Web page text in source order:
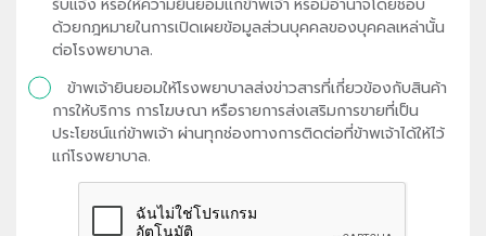
ด้วยกฎหมายในการเปิดเผยข้อมูลส่วนบุคคลของบุคคลเหล่านั้น
ต่อโรงพยาบาล.
ข้าพเจ้ายินยอมให้โรงพยาบาลส่งข่าวสารที่เกี่ยวข้องกับสินค้า
การให้บริการ การโฆษณา หรือรายการส่งเสริมการขายที่เป็น
ประโยชน์แก่ข้าพเจ้า ผ่านทุกช่องทางการติดต่อที่ข้าพเจ้าได้ให้ไว้
แก่โรงพยาบาล.